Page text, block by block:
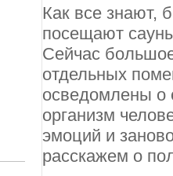
Как все знают,
посещают
Сейчас
отдельных
осведомлены о
организм
эмоций и
расскажем о